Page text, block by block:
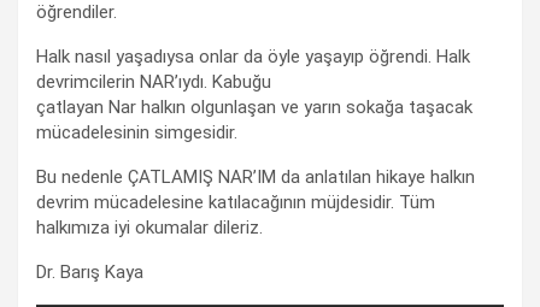
öğrendiler.
Halk nasıl yaşadıysa onlar da öyle yaşayıp öğrendi. Halk
devrimcilerin NAR’ıydı. Kabuğu
çatlayan Nar halkın olgunlaşan ve yarın sokağa taşacak
mücadelesinin simgesidir.
Bu nedenle ÇATLAMIŞ NAR’IM da anlatılan hikaye halkın
devrim mücadelesine katılacağının müjdesidir. Tüm
halkımıza iyi okumalar dileriz.
Dr. Barış Kaya